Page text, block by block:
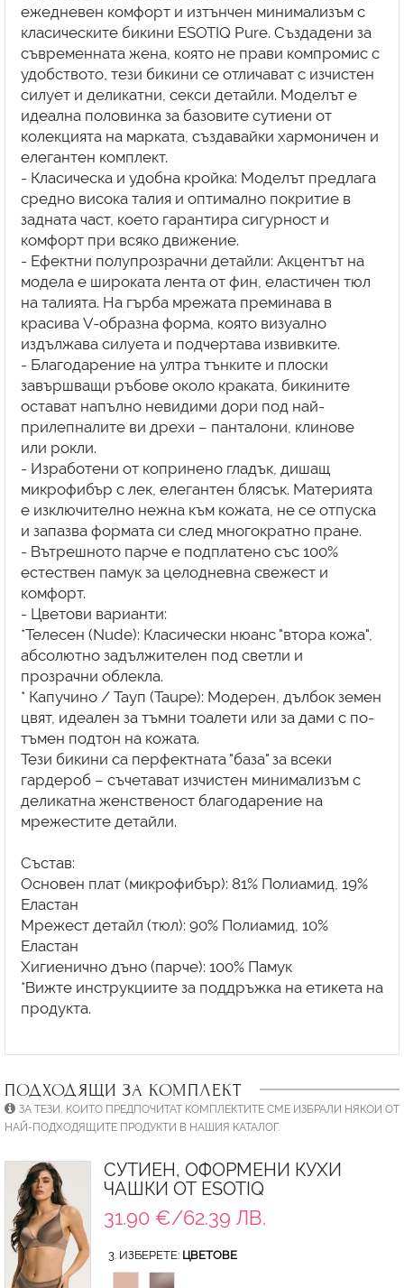
ежедневен комфорт и изтънчен минимализъм с
класическите бикини ESOTIQ Pure. Създадени за
съвременната жена, която не прави компромис с
удобството, тези бикини се отличават с изчистен
силует и деликатни, секси детайли. Моделът е
идеална половинка за базовите сутиени от
колекцията на марката, създавайки хармоничен и
елегантен комплект.
- Класическа и удобна кройка: Моделът предлага
средно висока талия и оптимално покритие в
задната част, което гарантира сигурност и
комфорт при всяко движение.
- Ефектни полупрозрачни детайли: Акцентът на
модела е широката лента от фин, еластичен тюл
на талията. На гърба мрежата преминава в
красива V-образна форма, която визуално
издължава силуета и подчертава извивките.
- Благодарение на ултра тънките и плоски
завършващи ръбове около краката, бикините
остават напълно невидими дори под най-
прилепналите ви дрехи – панталони, клинове
или рокли.
- Изработени от копринено гладък, дишащ
микрофибър с лек, елегантен блясък. Материята
е изключително нежна към кожата, не се отпуска
и запазва формата си след многократно пране.
- Вътрешното парче е подплатено със 100%
естествен памук за целодневна свежест и
комфорт.
- Цветови варианти:
*Телесен (Nude): Класически нюанс "втора кожа",
абсолютно задължителен под светли и
прозрачни облекла.
* Капучино / Тауп (Taupe): Модерен, дълбок земен
цвят, идеален за тъмни тоалети или за дами с по-
тъмен подтон на кожата.
Тези бикини са перфектната "база" за всеки
гардероб – съчетават изчистен минимализъм с
деликатна женственост благодарение на
мрежестите детайли.
Състав:
Основен плат (микрофибър): 81% Полиамид, 19%
Еластан
Мрежест детайл (тюл): 90% Полиамид, 10%
Еластан
Хигиенично дъно (парче): 100% Памук
*Вижте инструкциите за поддръжка на етикета на
продукта.
ПОДХОДЯЩИ ЗА КОМПЛЕКТ
ЗА ТЕЗИ, КОИТО ПРЕДПОЧИТАТ КОМПЛЕКТИТЕ СМЕ ИЗБРАЛИ НЯКОИ ОТ
НАЙ-ПОДХОДЯЩИТЕ ПРОДУКТИ В НАШИЯ КАТАЛОГ.
СУТИЕН, ОФОРМЕНИ КУХИ
ЧАШКИ ОТ ESOTIQ
31.90 €/62.39 ЛВ.
3. ИЗБЕРЕТЕ: ЦВЕТОВЕ